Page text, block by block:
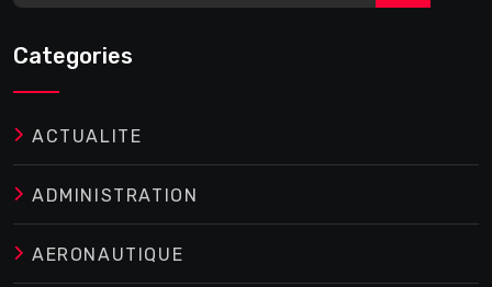
Categories
ACTUALITE
ADMINISTRATION
AERONAUTIQUE